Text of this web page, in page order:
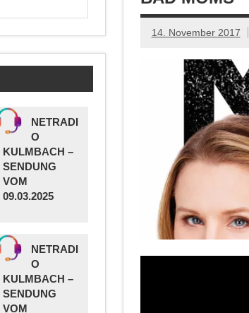
14. November 2017
NETRADI
O
KULMBACH –
SENDUNG
VOM
09.03.2025
NETRADI
O
KULMBACH –
SENDUNG
VOM